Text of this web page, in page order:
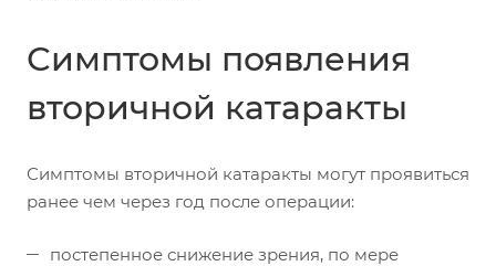
Симптомы появления
вторичной катаракты
Симптомы вторичной катаракты могут проявиться
ранее чем через год после операции:
постепенное снижение зрения, по мере